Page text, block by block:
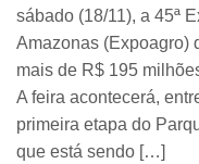
sábado (18/11), a 45ª
Amazonas (Expoagro)
mais de R$ 195
A feira acontecerá,
primeira etapa do
que está sendo […]